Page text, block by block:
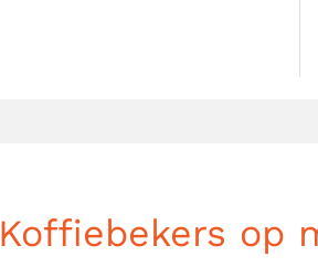
Koffiebekers op